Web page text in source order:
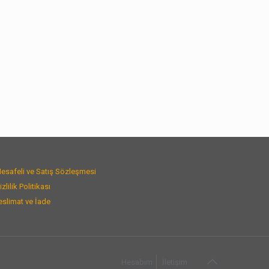
ve Satış Sözleşmesi
Politikası
ve İade
Hesabım İletişim